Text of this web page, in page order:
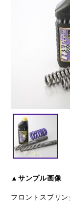
MV AGUSTA
TRIUMPH
▲サンプル画像
フロントスプリ